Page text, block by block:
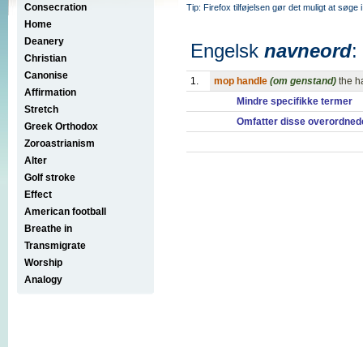
Consecration
Home
Deanery
Christian
Canonise
Affirmation
Stretch
Greek Orthodox
Zoroastrianism
Alter
Golf stroke
Effect
American football
Breathe in
Transmigrate
Worship
Analogy
Tip: Firefox tilføjelsen gør det muligt at søge
Engelsk navneord:
1. mop handle (om genstand) the
Mindre specifikke termer
Omfatter disse